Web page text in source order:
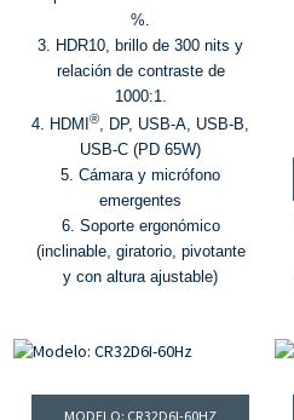
%.
3. HDR10, brillo de 300 nits y
relación de contraste de
1000:1.
4. HDMI ®, DP, USB-A, USB-B,
USB-C (PD 65W)
5. Cámara y micrófono
emergentes
6. Soporte ergonómico
(inclinable, giratorio, pivotante
y con altura ajustable)
MODELO: CR32D6I-60HZ